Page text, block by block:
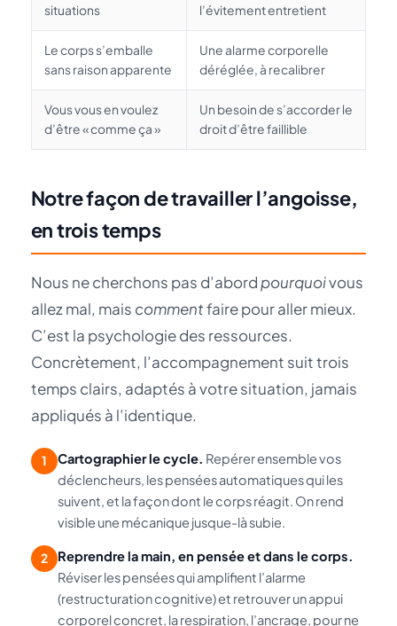
situations
l’évitement entretient
Le corps s’emballe
sans raison apparente
Une alarme corporelle
déréglée, à recalibrer
Vous vous en voulez
d’être « comme ça »
Un besoin de s’accorder le
droit d’être faillible
Notre façon de travailler l’angoisse,
en trois temps
Nous ne cherchons pas d’abord pourquoivous
allez mal, mais commentfaire pour aller mieux.
C’est la psychologie des ressources.
Concrètement, l’accompagnement suit trois
temps clairs, adaptés à votre situation, jamais
appliqués à l’identique.
1 Cartographier le cycle. Repérer ensemble vos
déclencheurs, les pensées automatiques qui les
suivent, et la façon dont le corps réagit. On rend
visible une mécanique jusque-là subie.
2
Reprendre la main, en pensée et dans le corps.
Réviser les pensées qui amplifient l’alarme
(restructuration cognitive) et retrouver un appui
corporel concret, la respiration, l’ancrage, pour ne